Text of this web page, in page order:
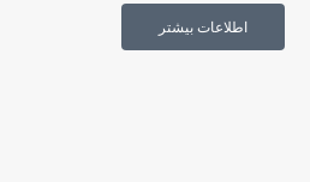
اطلاعات بیشتر